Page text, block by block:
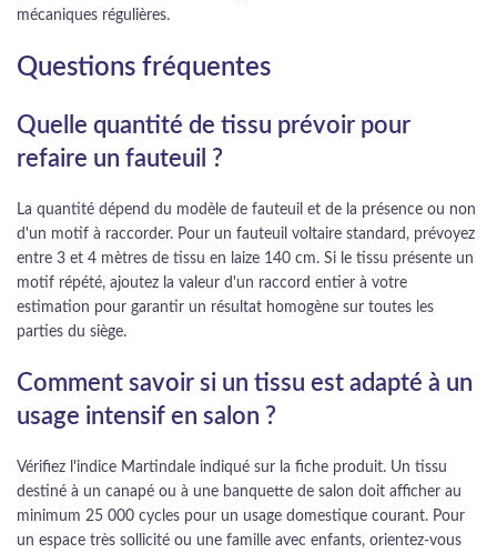
mécaniques régulières.
Questions fréquentes
Quelle quantité de tissu prévoir pour
refaire un fauteuil ?
La quantité dépend du modèle de fauteuil et de la présence ou non
d'un motif à raccorder. Pour un fauteuil voltaire standard, prévoyez
entre 3 et 4 mètres de tissu en laize 140 cm. Si le tissu présente un
motif répété, ajoutez la valeur d'un raccord entier à votre
estimation pour garantir un résultat homogène sur toutes les
parties du siège.
Comment savoir si un tissu est adapté à un
usage intensif en salon ?
Vérifiez l'indice Martindale indiqué sur la fiche produit. Un tissu
destiné à un canapé ou à une banquette de salon doit afficher au
minimum 25 000 cycles pour un usage domestique courant. Pour
un espace très sollicité ou une famille avec enfants, orientez-vous